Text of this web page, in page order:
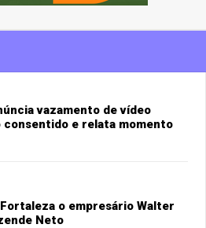
vazamento de vídeo
consentido e relata momento
o empresário Walter
Neto